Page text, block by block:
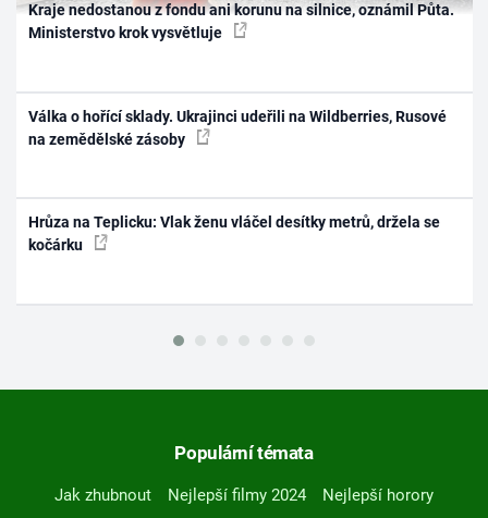
Kraje nedostanou z fondu ani korunu na silnice, oznámil Půta.
Ministerstvo krok vysvětluje
Válka o hořící sklady. Ukrajinci udeřili na Wildberries, Rusové
na zemědělské zásoby
Hrůza na Teplicku: Vlak ženu vláčel desítky metrů, držela se
kočárku
Populární témata
Jak zhubnout Nejlepší filmy 2024
Nejlepší horory